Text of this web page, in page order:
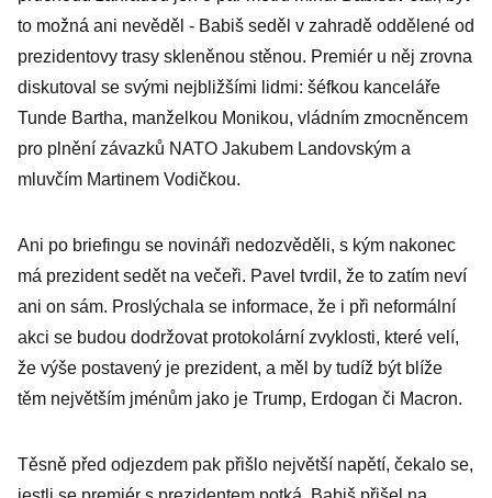
to možná ani nevěděl - Babiš seděl v zahradě oddělené od
prezidentovy trasy skleněnou stěnou. Premiér u něj zrovna
diskutoval se svými nejbližšími lidmi: šéfkou kanceláře
Tunde Bartha, manželkou Monikou, vládním zmocněncem
pro plnění závazků NATO Jakubem Landovským a
mluvčím Martinem Vodičkou.
Ani po briefingu se novináři nedozvěděli, s kým nakonec
má prezident sedět na večeři. Pavel tvrdil, že to zatím neví
ani on sám. Proslýchala se informace, že i při neformální
akci se budou dodržovat protokolární zvyklosti, které velí,
že výše postavený je prezident, a měl by tudíž být blíže
těm největším jménům jako je Trump, Erdogan či Macron.
Těsně před odjezdem pak přišlo největší napětí, čekalo se,